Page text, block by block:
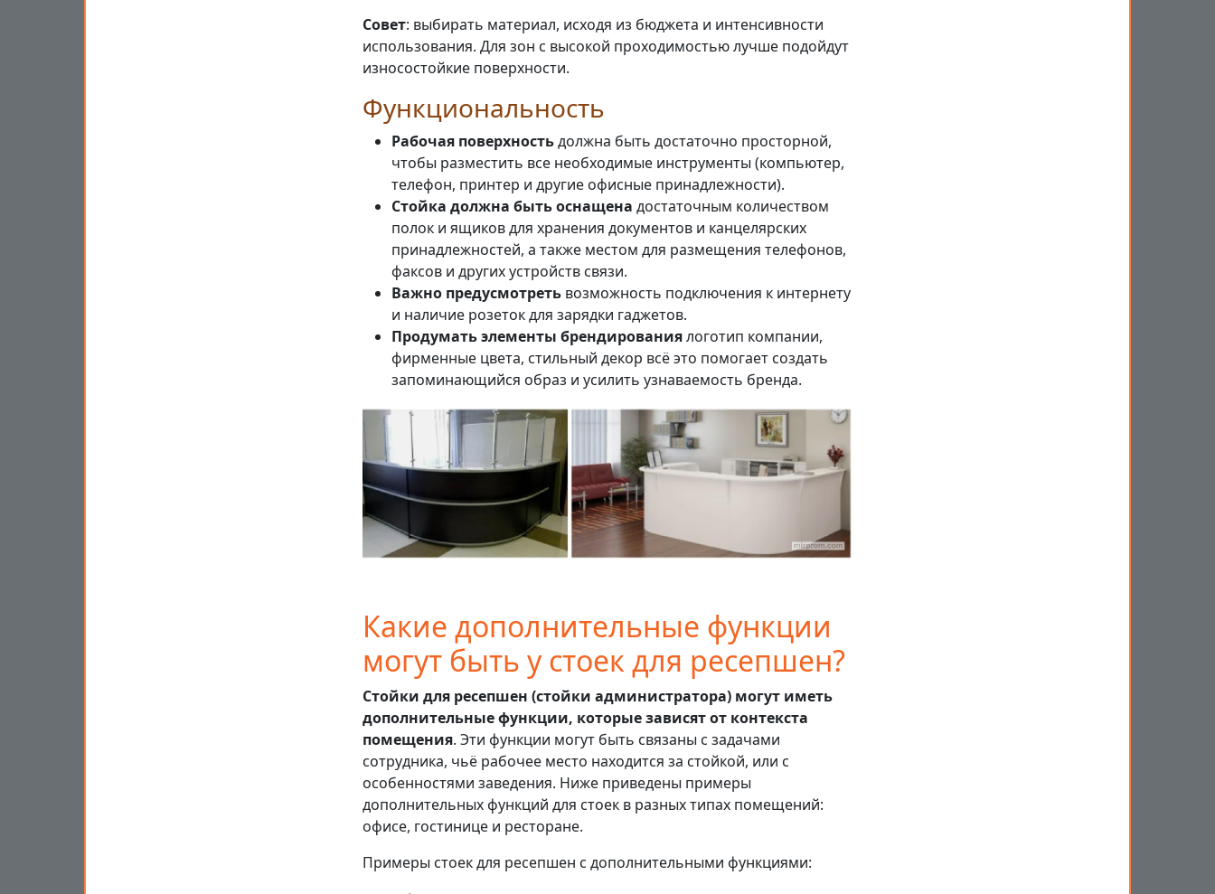
Совет: выбирать материал, исходя из бюджета и интенсивности
использования. Для зон с высокой проходимостью лучше подойдут
износостойкие поверхности.
Функциональность
Рабочая поверхностьдолжна быть достаточно просторной,
чтобы разместить все необходимые инструменты (компьютер,
телефон, принтер и другие офисные принадлежности).
Стойка должна быть оснащена достаточным количеством
полок и ящиков для хранения документов и канцелярских
принадлежностей, а также местом для размещения телефонов,
факсов и других устройств связи.
Важно предусмотреть возможность подключения к интернету
и наличие розеток для зарядки гаджетов.
Продумать элементы брендированиялоготип компании,
фирменные цвета, стильный декор всё это помогает создать
запоминающийся образ и усилить узнаваемость бренда.
Какие дополнительные функции
могут быть у стоек для ресепшен?
Стойки для ресепшен (стойки администратора) могут иметь
дополнительные функции, которые зависят от контекста
помещения. Эти функции могут быть связаны с задачами
сотрудника, чьё рабочее место находится за стойкой, или с
особенностями заведения. Ниже приведены примеры
дополнительных функций для стоек в разных типах помещений:
офисе, гостинице и ресторане.
Примеры стоек для ресепшен с дополнительными функциями: